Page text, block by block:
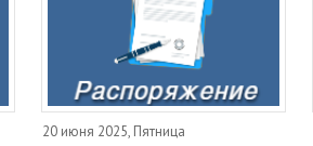
20 июня 2025, Пятница